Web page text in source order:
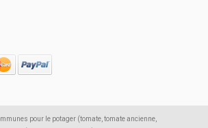
pour le potager (tomate, tomate ancienne,